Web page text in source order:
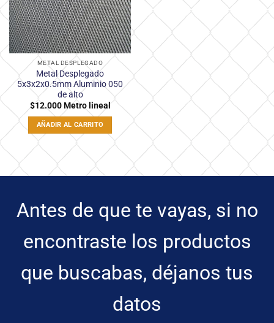
METAL DESPLEGADO
Metal Desplegado
5x3x2x0.5mm Aluminio 050
de alto
$12.000Metro lineal
AÑADIR AL CARRITO
Antes de que te vayas, si no
encontraste los productos
que buscabas, déjanos tus
datos